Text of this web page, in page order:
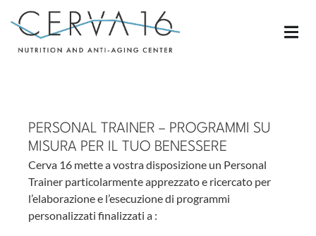
PERSONAL TRAINER – PROGRAMMI SU
MISURA PER IL TUO BENESSERE
Cerva 16 mette a vostra disposizione un Personal
Trainer particolarmente apprezzato e ricercato per
l’elaborazione e l’esecuzione di programmi
personalizzati finalizzati a :